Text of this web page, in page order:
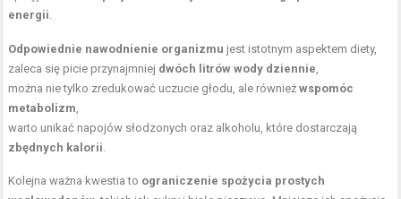
energii.
Odpowiednie nawodnienie organizmu jest istotnym aspektem diety,
zaleca się picie przynajmniej dwóch litrów wody dziennie,
można nie tylko zredukować uczucie głodu, ale równieżwspomóc
metabolizm,
warto unikać napojów słodzonych oraz alkoholu, które dostarczają
zbędnych kalorii.
Kolejna ważna kwestia to ograniczenie spożycia prostych